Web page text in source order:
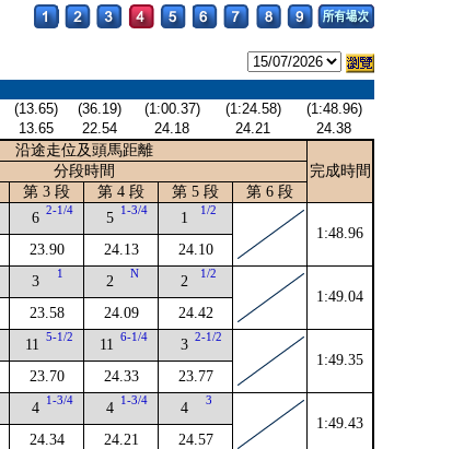
(13.65) (36.19) (1:00.37) (1:24.58)
(1:48.96)
13.65 22.54 24.18 24.21
24.38
沿途走位及頭馬距離
完成時間
分段時間
第 3 段 第 4 段 第 5 段 第 6 段
6 2-1/4
23.90
5 1-3/4
24.13
1 1/2
24.10
1:48.96
3 1
23.58
2 N
24.09
2 1/2
24.42
1:49.04
11 5-1/2
23.70
11 6-1/4
24.33
3 2-1/2
23.77
1:49.35
4 1-3/4
24.34
4 1-3/4
24.21
4 3
24.57
1:49.43